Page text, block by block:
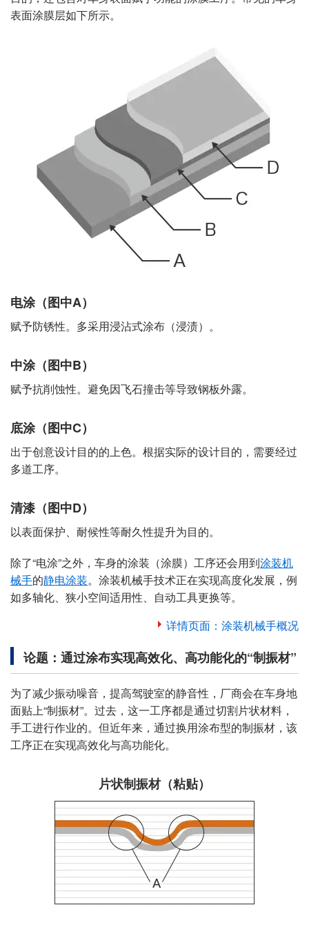
表面涂膜层如下所示。
电涂（图中A）
赋予防锈性。多采用浸沾式涂布（浸渍）。
中涂（图中B）
赋予抗削蚀性。避免因飞石撞击等导致钢板外露。
底涂（图中C）
出于创意设计目的的上色。根据实际的设计目的，需要经过
多道工序。
清漆（图中D）
以表面保护、耐候性等耐久性提升为目的。
除了“电涂”之外，车身的涂装（涂膜）工序还会用到涂装机
械手的静电涂装。涂装机械手技术正在实现高度化发展，例
如多轴化、狭小空间适用性、自动工具更换等。
详情页面：涂装机械手概况
论题：通过涂布实现高效化、高功能化的“制振材”
为了减少振动噪音，提高驾驶室的静音性，厂商会在车身地
面贴上“制振材”。过去，这一工序都是通过切割片状材料，
手工进行作业的。但近年来，通过换用涂布型的制振材，该
工序正在实现高效化与高功能化。
片状制振材（粘贴）